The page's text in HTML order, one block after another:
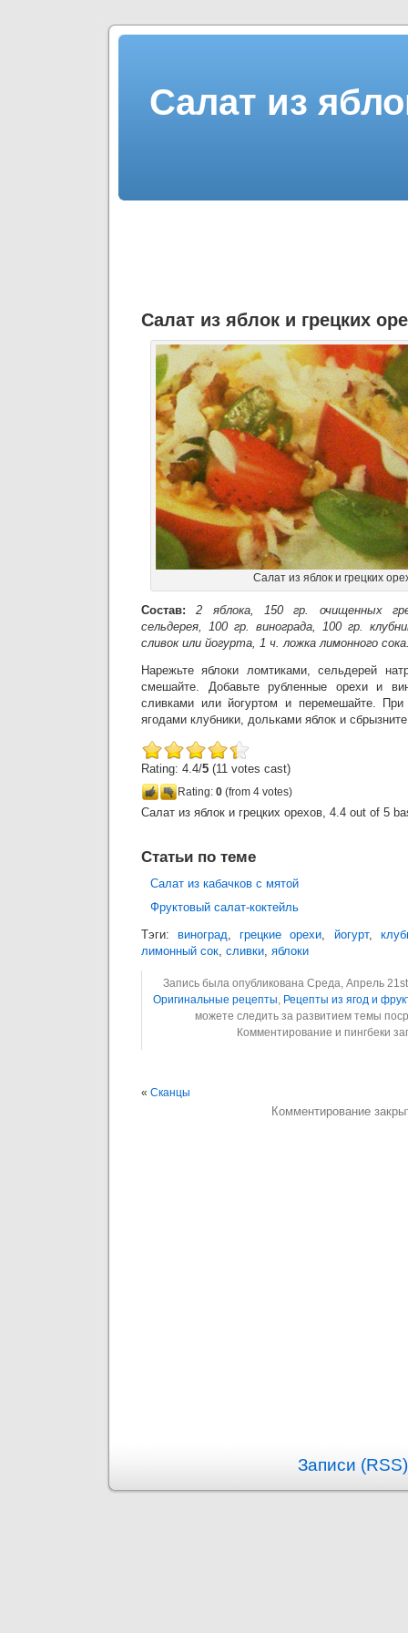
Салат из
Салат из яблок и грецких
Салат из яблок и грецких
Состав:
2 яблока, 150 гр. очищенных
сельдерея, 100 гр. винограда, 100 гр.
сливок или йогурта, 1 ч. ложка лимонного
Нарежьте яблоки ломтиками, сельдерей
смешайте. Добавьте рубленные орехи и
сливками или йогуртом и перемешайте.
ягодами клубники, дольками яблок и
Rating: 4.4/5 (11 votes cast)
Rating: 0 (from 4 votes)
Салат из яблок и грецких орехов, 4.4 out of 5
Статьи по теме
Салат из кабачков с мятой
Фруктовый салат-коктейль
Тэги:виноград,грецкие орехи, йогурт,
лимонный сок, сливки, яблоки
Запись была опубликована Среда, Апрель
Оригинальные рецепты, Рецепты из ягод и
можете следить за развитием темы
Комментирование и пингбеки
« Сканцы
Комментирование
Записи (RSS)